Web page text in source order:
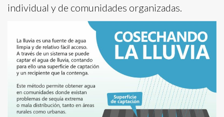
individual y de comunidades organizadas.